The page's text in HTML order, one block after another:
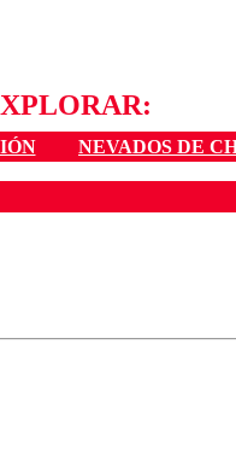
NEVADOS DE